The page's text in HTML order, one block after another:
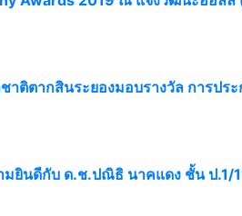
าติตากสินระยองมอบรางวัล การปร
ยินดีกับ ด.ช.ปณิธิ นาคแดง ชั้น ป.1/